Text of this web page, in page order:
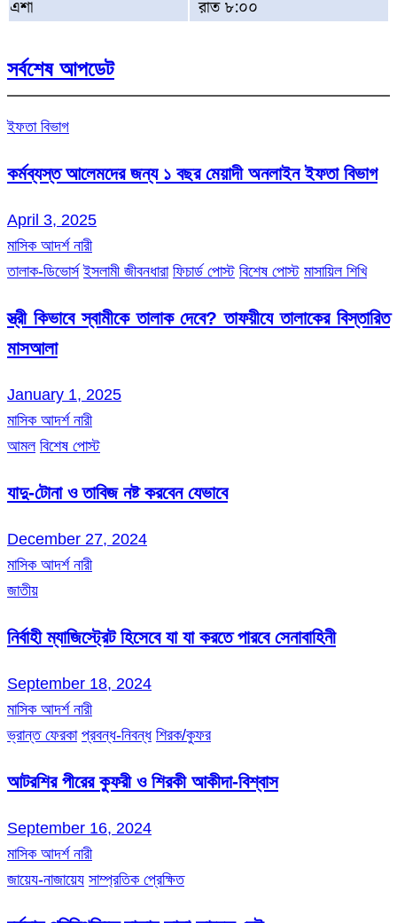
এশা
রাত ৮:০০
সর্বশেষ আপডেট
ইফতা বিভাগ
কর্মব্যস্ত আলেমদের জন্য ১ বছর মেয়াদী অনলাইন ইফতা বিভাগ
April 3, 2025
মাসিক আদর্শ নারী
তালাক-ডিভোর্স ইসলামী জীবনধারা ফিচার্ড পোস্ট বিশেষ পোস্ট মাসায়িল শিখি
স্ত্রী কিভাবে স্বামীকে তালাক দেবে? তাফয়ীযে তালাকের বিস্তারিত
মাসআলা
January 1, 2025
মাসিক আদর্শ নারী
আমল বিশেষ পোস্ট
যাদু-টোনা ও তাবিজ নষ্ট করবেন যেভাবে
December 27, 2024
মাসিক আদর্শ নারী
জাতীয়
নির্বাহী ম্যাজিস্ট্রেট হিসেবে যা যা করতে পারবে সেনাবাহিনী
September 18, 2024
মাসিক আদর্শ নারী
ভ্রান্ত ফেরকা প্রবন্ধ-নিবন্ধ শিরক/কুফর
আটরশির পীরের কুফরী ও শিরকী আকীদা-বিশ্বাস
September 16, 2024
মাসিক আদর্শ নারী
জায়েয-নাজায়েয সাম্প্রতিক প্রেক্ষিত